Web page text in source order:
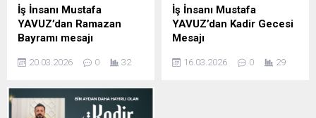
İş İnsanı Mustafa
YAVUZ’dan Ramazan
Bayramı mesajı
Başkanı ve İş insanı Mustafa
dolayısıyla mesaj yayımladı;
İş insanı Mustafa Yavuz
20.03.2026 0 32
İş İnsanı Mustafa
YAVUZ’dan Kadir Gecesi
Mesajı
Başkanı ve iş insanı Mustafa
16.03.2026 0 29